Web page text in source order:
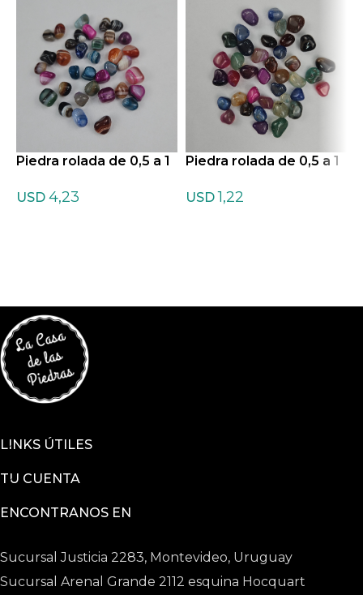
Piedra rolada de 0,5 a 1
ada Mixtas
USD 4,23
Piedra rolada de 0,5 a 1
tas
USD 1,22
LINKS ÚTILES
TU CUENTA
ENCONTRANOS EN
Sucursal Justicia 2283, Montevideo, Uruguay
Sucursal Arenal Grande 2112 esquina Hocquart